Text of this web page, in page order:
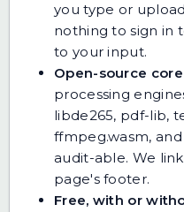
you type or
nothing to sign in
to your input.
Open-source
processing
libde265, pdf-lib,
ffmpeg.wasm,
audit-able. We
page's footer.
Free, with or